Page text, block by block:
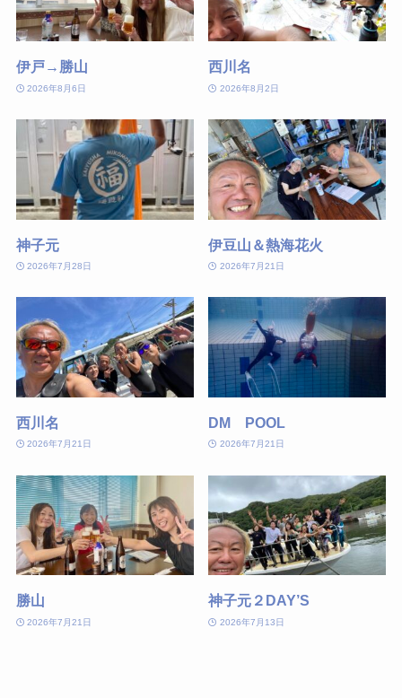
伊戸→勝山
2026年8月6日
西川名
2026年8月2日
神子元
2026年7月28日
伊豆山＆熱海花火
2026年7月21日
西川名
2026年7月21日
DM POOL
2026年7月21日
勝山
2026年7月21日
神子元２DAY’S
2026年7月13日